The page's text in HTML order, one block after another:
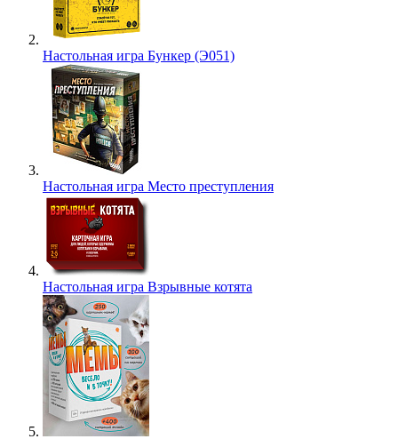
Настольная игра Бункер (Э051)
Настольная игра Место преступления
Настольная игра Взрывные котята